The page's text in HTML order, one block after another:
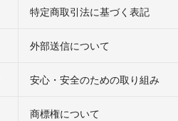
特定商取引法に基づく表記
外部送信について
安心・安全のための取り組み
商標権について